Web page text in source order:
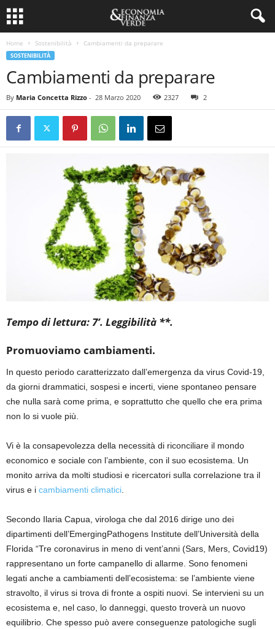
Home Sostenibilità Cambiamenti da preparare
SOSTENIBILITÀ
Cambiamenti da preparare
By Maria Concetta Rizzo - 28 Marzo 2020 2327 2
Tempo di lettura: 7’. Leggibilità **.
Promuoviamo cambiamenti.
In questo periodo caratterizzato dall’emergenza da virus Covid-19
da giorni drammatici, sospesi e incerti, viene spontaneo pensare
che nulla sarà come prima, e soprattutto che quello che era prima
non lo si vuole più.
Vi è la consapevolezza della necessità di riconciliare il mondo
economico e sociale con l’ambiente, con il suo ecosistema. Un
monito arriva da molti studiosi e ricercatori sulla correlazione tra il
virus e i cambiamenti climatici
Secondo Ilaria Capua, virologa che dal 2016 dirige uno dei
dipartimenti dell’EmergingPathogens Institute dell’Università della
Florida “Tre coronavirus in meno di vent’anni (Sars Mers , Covid19)
rappresentano un forte campanello di allarme. Sono fenomeni
legati anche a cambiamenti dell’ecosistema: se l’ambiente viene
stravolto, il virus si trova di fronte a ospiti nuovi. Se intervieni su un
ecosistema e, nel caso, lo danneggi, questo troverà un nuovo
equilibrio. Che spesso può avere conseguenze patologiche sugli